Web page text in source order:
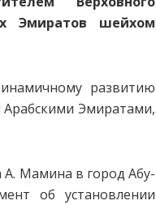
Эмиратов шейхом
развитию
Эмиратами,
А. Мамина в город Абу-
об установлении